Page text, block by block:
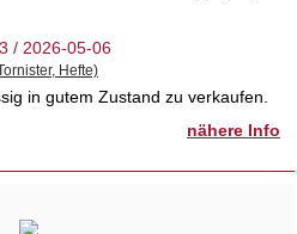
/ 2026-05-06
in gutem Zustand zu verkaufen.
nähere Info